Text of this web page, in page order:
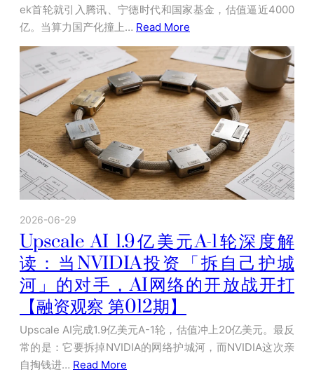
ek首轮就引入腾讯、宁德时代和国家基金，估值逼近4000
亿。当算力国产化撞上… Read More
2026-06-29
Upscale AI 1.9亿美元A-1轮深度解
读：当NVIDIA投资「拆自己护城
河」的对手，AI网络的开放战开打
【融资观察 第012期】
Upscale AI完成1.9亿美元A-1轮，估值冲上20亿美元。最反
常的是：它要拆掉NVIDIA的网络护城河，而NVIDIA这次亲
自掏钱进… Read More